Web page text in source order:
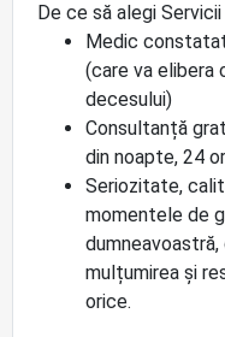
De ce să alegi Servicii
Medic
(care va
decesului)
Consultanță
din noapte, 24
Seriozitate,
momentele de
mulțumirea și
orice.